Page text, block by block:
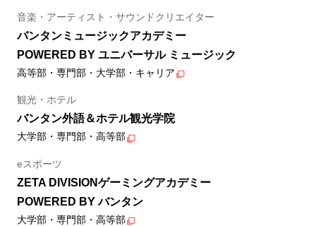
音楽・アーティスト・サウンドクリエイター
バンタンミュージックアカデミー
POWERED BY ユニバーサル ミュージック
高等部・専門部・大学部・キャリア
観光・ホテル
バンタン外語＆ホテル観光学院
大学部・専門部・高等部
eスポーツ
ZETA DIVISIONゲーミングアカデミー
POWERED BY バンタン
大学部・専門部・高等部